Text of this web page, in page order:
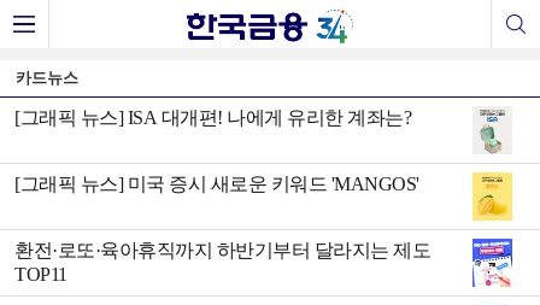
카드뉴스
[그래픽 뉴스] ISA 대개편! 나에게 유리한 계좌는?
[그래픽 뉴스] 미국 증시 새로운 키워드 'MANGOS'
환전·로또·육아휴직까지 하반기부터 달라지는 제도
TOP11